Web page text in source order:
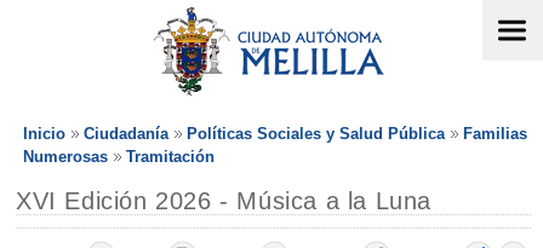
Inicio Ciudadanía Políticas Sociales y Salud Pública
Familias
Numerosas
Tramitación
XVI Edición 2026 - Música a la Luna